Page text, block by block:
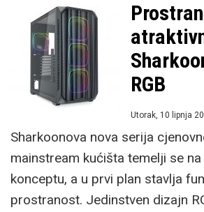
1x USB-C 3.2 Gen 2x2 (20
Gbps, 1x combo audio)
PODRŽANE MATIČNE
PLOČE
mini-ITX, micro-ATX,
HLAĐENJE 3x Momentum 14 140
ATX, Full Tower,
management
PLUS dizajn, kvaliteta izrade,
pitanju hlađenja i ugradnje vodenih hladnjaka,
unutrašnjosti, podrška za E-ATX matične ploče,
RGB
Utorak, 10 lipnja
Sharkoonova nova serija
mainstream kućišta temelji se
konceptu, a u prvi plan stavlja
prostranost. Jedinstven dizajn